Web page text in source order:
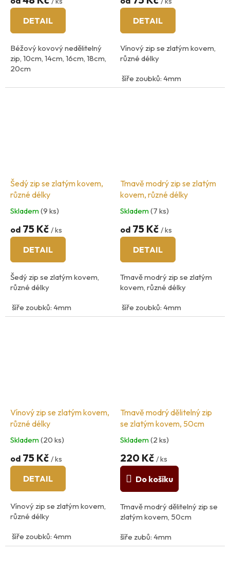
DETAIL
Béžový kovový nedělitelný
zip, 10cm, 14cm, 16cm, 18cm,
20cm
šíři zoubků 3mm
DETAIL
Vínový zip se zlatým kovem,
různé délky
šíře zoubků: 4mm
Šedý zip se zlatým kovem,
různé délky
Skladem(9 ks)
od 75 Kč / ks
DETAIL
Šedý zip se zlatým kovem,
různé délky
šíře zoubků: 4mm
Tmavě modrý zip se zlatým
kovem, různé délky
Skladem(7 ks)
od 75 Kč / ks
DETAIL
Tmavě modrý zip se zlatým
kovem, různé délky
šíře zoubků: 4mm
Vínový zip se zlatým kovem,
různé délky
Skladem(20 ks)
od 75 Kč / ks
DETAIL
Vínový zip se zlatým kovem,
různé délky
šíře zoubků: 4mm
Tmavě modrý dělitelný zip
se zlatým kovem, 50cm
Skladem(2 ks)
220 Kč / ks
Do košíku
Tmavě modrý dělitelný zip se
zlatým kovem, 50cm
šíře zubů: 4mm